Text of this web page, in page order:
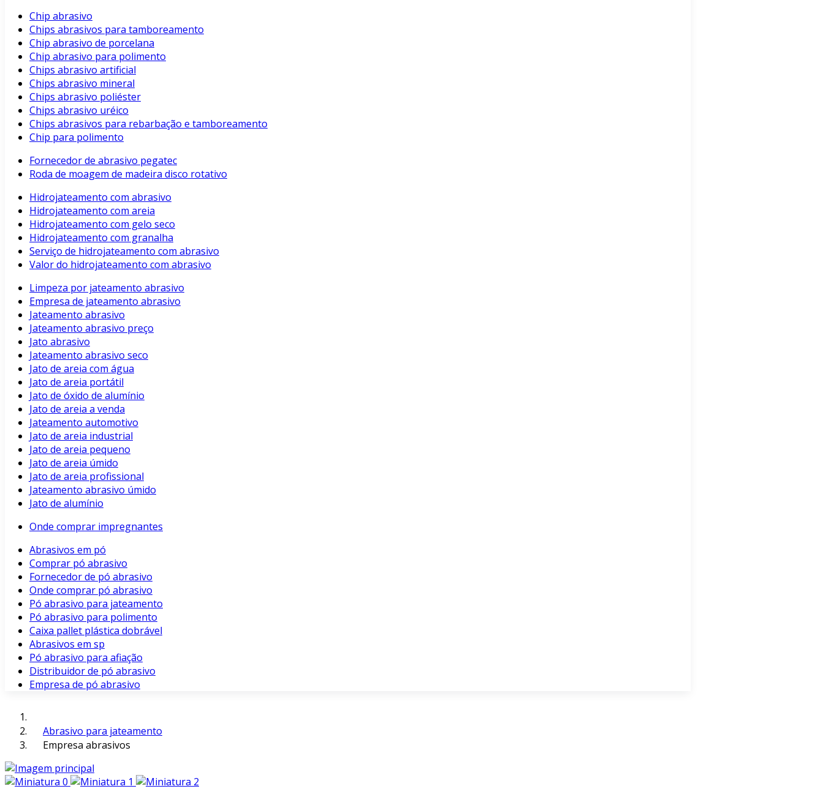
Chip abrasivo
Chips abrasivos para tamboreamento
Chip abrasivo de porcelana
Chip abrasivo para polimento
Chips abrasivo artificial
Chips abrasivo mineral
Chips abrasivo poliéster
Chips abrasivo uréico
Chips abrasivos para rebarbação e tamboreamento
Chip para polimento
Fornecedor de abrasivo pegatec
Roda de moagem de madeira disco rotativo
Hidrojateamento com abrasivo
Hidrojateamento com areia
Hidrojateamento com gelo seco
Hidrojateamento com granalha
Serviço de hidrojateamento com abrasivo
Valor do hidrojateamento com abrasivo
Limpeza por jateamento abrasivo
Empresa de jateamento abrasivo
Jateamento abrasivo
Jateamento abrasivo preço
Jato abrasivo
Jateamento abrasivo seco
Jato de areia com água
Jato de areia portátil
Jato de óxido de alumínio
Jato de areia a venda
Jateamento automotivo
Jato de areia industrial
Jato de areia pequeno
Jato de areia úmido
Jato de areia profissional
Jateamento abrasivo úmido
Jato de alumínio
Onde comprar impregnantes
Abrasivos em pó
Comprar pó abrasivo
Fornecedor de pó abrasivo
Onde comprar pó abrasivo
Pó abrasivo para jateamento
Pó abrasivo para polimento
Caixa pallet plástica dobrável
Abrasivos em sp
Pó abrasivo para afiação
Distribuidor de pó abrasivo
Empresa de pó abrasivo
Abrasivo para jateamento
Empresa abrasivos